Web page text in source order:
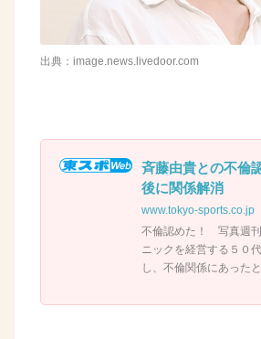
出典：image.news.livedoor.com
斉藤由貴との不倫
後に関係解消
www.tokyo-sports.co.jp
不倫認めた！ 写真週刊
ニックを経営する５０
し、不倫関係にあったと